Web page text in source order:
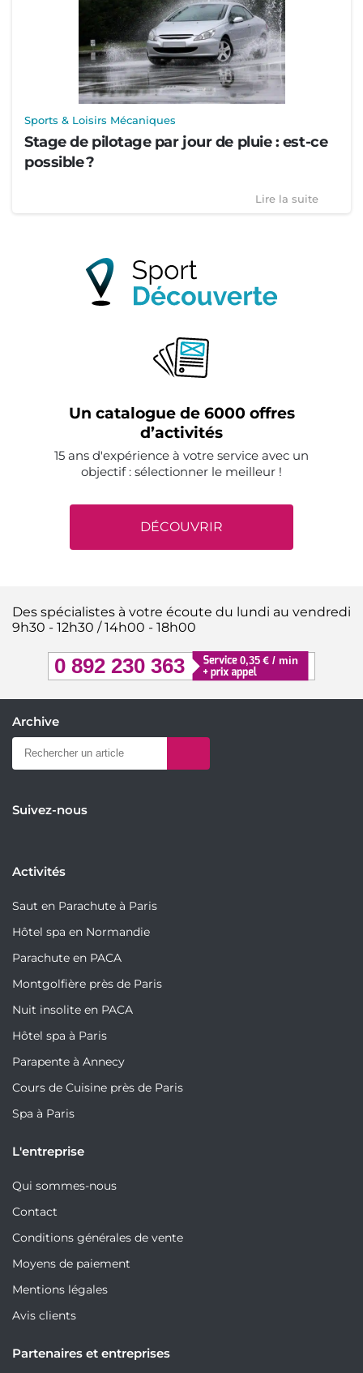
Sports & Loisirs Mécaniques
Stage de pilotage par jour de pluie : est-ce
possible ?
Lire la suite
Un catalogue de 6000 offres
d’activités
15 ans d'expérience à votre service avec un
objectif : sélectionner le meilleur !
DÉCOUVRIR
Des spécialistes à votre écoute du lundi au vendredi
9h30 - 12h30 / 14h00 - 18h00
Archive
Suivez-nous
Activités
Saut en Parachute à Paris
Hôtel spa en Normandie
Parachute en PACA
Montgolfière près de Paris
Nuit insolite en PACA
Hôtel spa à Paris
Parapente à Annecy
Cours de Cuisine près de Paris
Spa à Paris
L'entreprise
Qui sommes-nous
Contact
Conditions générales de vente
Moyens de paiement
Mentions légales
Avis clients
Partenaires et entreprises